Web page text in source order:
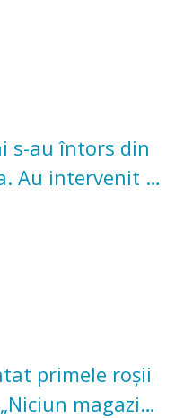
s-au întors din
Au intervenit la
și pădure
primele roșii
magazin